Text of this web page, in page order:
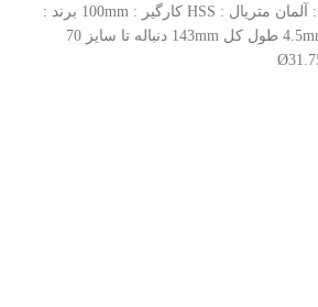
ساخت : چین تحت لیسانس : آلمان متریال : HSS کارگیر : 100mm برند :
ASTPOWER ضخامت لبه 4.5mm طول کل 143mm دنباله تا سایز 70